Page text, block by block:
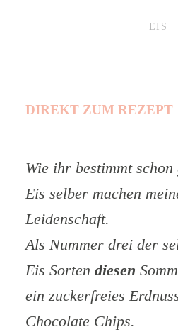
EIS
DIREKT ZUM REZEPT
Wie ihr bestimmt
Eis selber machen
Leidenschaft.
Als Nummer drei der
Eis Sorten diesen
ein zuckerfreies
Chocolate Chips.